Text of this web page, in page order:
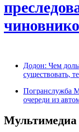
Додон: Чем
существовать,
Погранслужба
очереди из
Мультимедиа